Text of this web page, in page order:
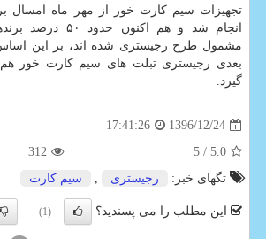
تجهیزات سیم كارت خور از مهر ماه امسال
انجام شد و هم اكنون
مشمول طرح رجیستری شده اند، بر این
بعدی رجیستری تبلت های سیم كارت خور هم
گیرد.
1396/12/24
17:41:26
5.0
/ 5
312
تگهای خبر:
رجیستری , سیم كارت
این مطلب را می پسندید؟ (1)